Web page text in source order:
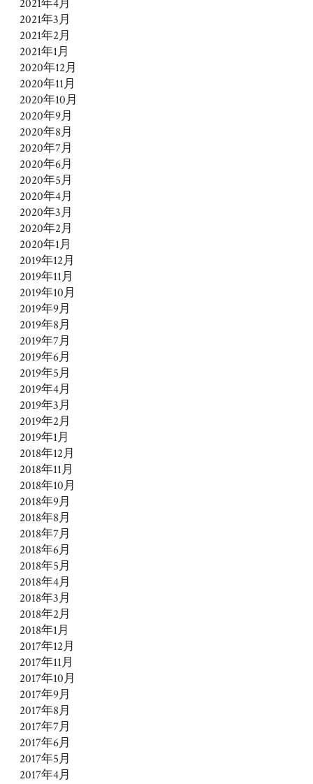
2021年4月
2021年3月
2021年2月
2021年1月
2020年12月
2020年11月
2020年10月
2020年9月
2020年8月
2020年7月
2020年6月
2020年5月
2020年4月
2020年3月
2020年2月
2020年1月
2019年12月
2019年11月
2019年10月
2019年9月
2019年8月
2019年7月
2019年6月
2019年5月
2019年4月
2019年3月
2019年2月
2019年1月
2018年12月
2018年11月
2018年10月
2018年9月
2018年8月
2018年7月
2018年6月
2018年5月
2018年4月
2018年3月
2018年2月
2018年1月
2017年12月
2017年11月
2017年10月
2017年9月
2017年8月
2017年7月
2017年6月
2017年5月
2017年4月